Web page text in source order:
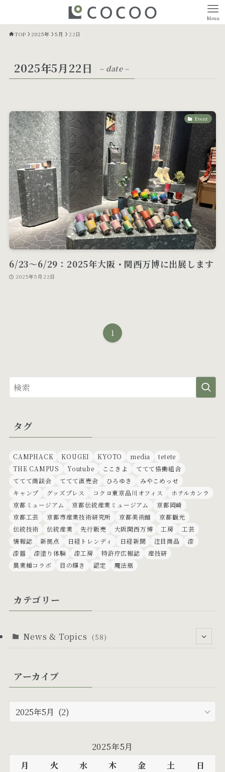
Menu
TOP 2025年 5月 22日
2025年5月22日 – date –
Event
6/23～6/29：2025年大阪・関西万博に出展します
2025年5月22日
1
タグ
CAMPHACK KOUGEI KYOTO media
tetete
THE CAMPUS
Youtube ここきよ
ててて協働組合
ててて商談会
ててて直売会 ひろゆき
みやこめっせ
キャンプ
グッズプレス コクヨ東京品川オフィス
ホテルカンラ
京都ミュージアム
京都伝統産業ミュージアム
京都岡崎
京都工芸
京都市産業技術研究所 京都美術館
京都観光
伝統技術
伝統産業 先行販売 大阪関西万博 工房
工芸
情報誌
新拠点 日経トレンディ 日経新聞 注目商品
漆
漆器
漆塗り体験 漆工房 特許庁広報誌
産技研
異業種コラボ
目の輝き 認定 魔法瓶
カテゴリー
News & Topics (58)
(10)
(19)
(6)
(5)
アーカイブ
ア
ー
ブ
2025年5月
月
火 水 木 金 土 日